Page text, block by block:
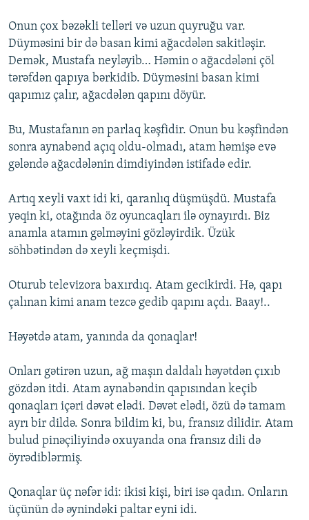
Onun çox bəzəkli telləri və uzun quyruğu var.
Düyməsini bir də basan kimi ağacdələn sakitləşir.
Demək, Mustafa neyləyib… Həmin o ağacdələni çöl
tərəfdən qapıya bərkidib. Düyməsini basan kimi
qapımız çalır, ağacdələn qapını döyür.
Bu, Mustafanın ən parlaq kəşfidir. Onun bu kəşfindən
sonra aynabənd açıq oldu-olmadı, atam həmişə evə
gələndə ağacdələnin dimdiyindən istifadə edir.
Artıq xeyli vaxt idi ki, qaranlıq düşmüşdü. Mustafa
yəqin ki, otağında öz oyuncaqları ilə oynayırdı. Biz
anamla atamın gəlməyini gözləyirdik. Üzük
söhbətindən də xeyli keçmişdi.
Oturub televizora baxırdıq. Atam gecikirdi. Hə, qapı
çalınan kimi anam tezcə gedib qapını açdı. Baay!..
Həyətdə atam, yanında da qonaqlar!
Onları gətirən uzun, ağ maşın daldalı həyətdən çıxıb
gözdən itdi. Atam aynabəndin qapısından keçib
qonaqları içəri dəvət elədi. Dəvət elədi, özü də tamam
ayrı bir dildə. Sonra bildim ki, bu, fransız dilidir. Atam
bulud pinəçiliyində oxuyanda ona fransız dili də
öyrədiblərmiş.
Qonaqlar üç nəfər idi: ikisi kişi, biri isə qadın. Onların
üçünün də əynindəki paltar eyni idi.